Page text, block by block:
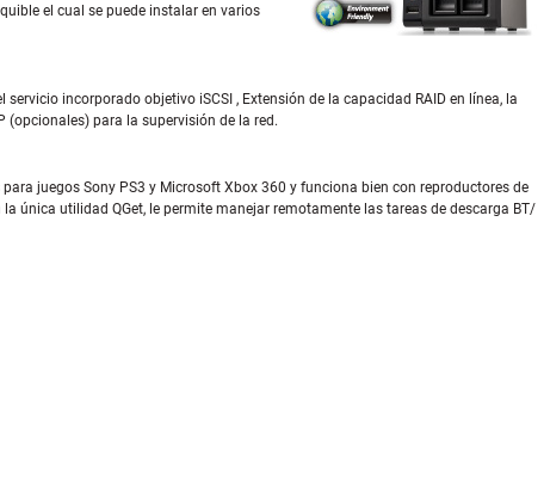
el cual se puede instalar en varios
incorporado objetivo iSCSI , Extensión de la capacidad RAID en línea, la
(opcionales) para la supervisión de la red.
juegos Sony PS3 y Microsoft Xbox 360 y funciona bien con reproductores de
única utilidad QGet, le permite manejar remotamente las tareas de descarga BT/